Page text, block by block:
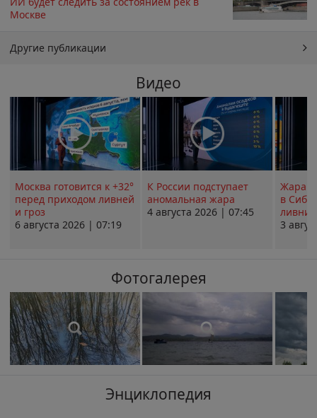
Москве
Другие публикации
Видео
Москва готовится к +32°
перед приходом ливней
и гроз
6 августа 2026 | 07:19
К России подступает
аномальная жара
4 августа 2026 | 07:45
Жара в
в
ливни
3
Фотогалерея
Энциклопедия